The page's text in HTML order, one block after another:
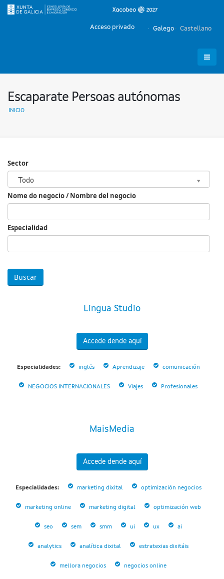
Galego Castellano
Acceso privado
Escaparate Persoas autónomas
INICIO
Sector
Todo
Sector
Nome do negocio / Nombre del negocio
Especialidad
Lingua Studio
Accede dende aquí
Especialidades: inglés Aprendizaje comunicación
NEGOCIOS INTERNACIONALES Viajes Profesionales
MaisMedia
Accede dende aquí
Especialidades: marketing dixital optimización negocios
marketing online marketing digital optimización web
seo sem smm ui ux ai
analytics analítica dixital estratexias dixitáis
mellora negocios negocios online